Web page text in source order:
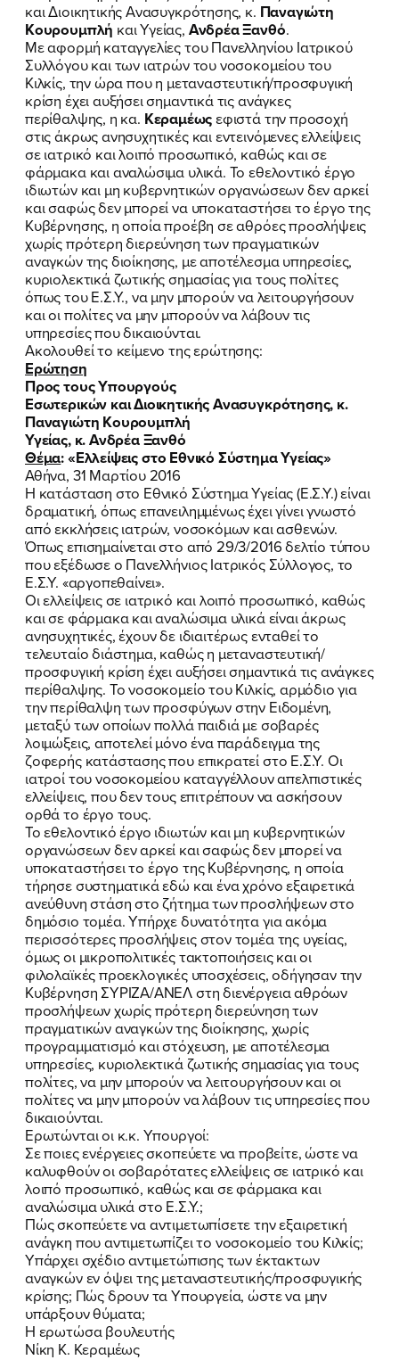
ΠΟΙΑ ΕΙΜΑΙ
ΕΡΓΟ
ΕΚΔΗΛΩΣΕΙΣ
ΝΕΑ
ΕΛΑ ΚΙ ΕΣΥ
FB IN TW YT LN VB TIKTOK
και Διοικητικής Ανασυγκρότησης, κ. Παναγιώτη
Κουρουμπλή και Υγείας, Ανδρέα Ξανθό.
Με αφορμή καταγγελίες του Πανελληνίου Ιατρικού
Συλλόγου και των ιατρών του νοσοκομείου του
Κιλκίς, την ώρα που η μεταναστευτική/προσφυγική
κρίση έχει αυξήσει σημαντικά τις ανάγκες
περίθαλψης, η κα. Κεραμέωςεφιστά την προσοχή
στις άκρως ανησυχητικές και εντεινόμενες ελλείψεις
σε ιατρικό και λοιπό προσωπικό, καθώς και σε
φάρμακα και αναλώσιμα υλικά. Το εθελοντικό έργο
ιδιωτών και μη κυβερνητικών οργανώσεων δεν αρκεί
και σαφώς δεν μπορεί να υποκαταστήσει το έργο της
Κυβέρνησης, η οποία προέβη σε αθρόες προσλήψεις
χωρίς πρότερη διερεύνηση των πραγματικών
αναγκών της διοίκησης, με αποτέλεσμα υπηρεσίες,
κυριολεκτικά ζωτικής σημασίας για τους πολίτες
όπως του Ε.Σ.Υ., να μην μπορούν να λειτουργήσουν
και οι πολίτες να μην μπορούν να λάβουν τις
υπηρεσίες που δικαιούνται.
Ακολουθεί το κείμενο της ερώτησης:
Ερώτηση
Προς τους Υπουργούς
Εσωτερικών και Διοικητικής Ανασυγκρότησης, κ.
Παναγιώτη Κουρουμπλή
Υγείας, κ. Ανδρέα Ξανθό
Θέμα:«Ελλείψεις στο Εθνικό Σύστημα Υγείας»
Αθήνα, 31 Μαρτίου 2016
Η κατάσταση στο Εθνικό Σύστημα Υγείας (Ε.Σ.Υ.) είναι
δραματική, όπως επανειλημμένως έχει γίνει γνωστό
από εκκλήσεις ιατρών, νοσοκόμων και ασθενών.
Όπως επισημαίνεται στο από 29/3/2016 δελτίο τύπου
που εξέδωσε ο Πανελλήνιος Ιατρικός Σύλλογος, το
Ε.Σ.Υ. «αργοπεθαίνει».
Οι ελλείψεις σε ιατρικό και λοιπό προσωπικό, καθώς
και σε φάρμακα και αναλώσιμα υλικά είναι άκρως
ανησυχητικές, έχουν δε ιδιαιτέρως ενταθεί το
τελευταίο διάστημα, καθώς η μεταναστευτική/
προσφυγική κρίση έχει αυξήσει σημαντικά τις ανάγκες
περίθαλψης. Το νοσοκομείο του Κιλκίς, αρμόδιο για
την περίθαλψη των προσφύγων στην Ειδομένη,
μεταξύ των οποίων πολλά παιδιά με σοβαρές
λοιμώξεις, αποτελεί μόνο ένα παράδειγμα της
ζοφερής κατάστασης που επικρατεί στο Ε.Σ.Υ. Οι
ιατροί του νοσοκομείου καταγγέλλουν απελπιστικές
ελλείψεις, που δεν τους επιτρέπουν να ασκήσουν
ορθά το έργο τους.
Το εθελοντικό έργο ιδιωτών και μη κυβερνητικών
οργανώσεων δεν αρκεί και σαφώς δεν μπορεί να
υποκαταστήσει το έργο της Κυβέρνησης, η οποία
τήρησε συστηματικά εδώ και ένα χρόνο εξαιρετικά
ανεύθυνη στάση στο ζήτημα των προσλήψεων στο
δημόσιο τομέα. Υπήρχε δυνατότητα για ακόμα
περισσότερες προσλήψεις στον τομέα της υγείας,
όμως οι μικροπολιτικές τακτοποιήσεις και οι
φιλολαϊκές προεκλογικές υποσχέσεις, οδήγησαν την
Κυβέρνηση ΣΥΡΙΖΑ/ΑΝΕΛ στη διενέργεια αθρόων
προσλήψεων χωρίς πρότερη διερεύνηση των
πραγματικών αναγκών της διοίκησης, χωρίς
προγραμματισμό και στόχευση, με αποτέλεσμα
υπηρεσίες, κυριολεκτικά ζωτικής σημασίας για τους
πολίτες, να μην μπορούν να λειτουργήσουν και οι
πολίτες να μην μπορούν να λάβουν τις υπηρεσίες που
δικαιούνται.
Ερωτώνται οι κ.κ. Υπουργοί:
Σε ποιες ενέργειες σκοπεύετε να προβείτε, ώστε να
καλυφθούν οι σοβαρότατες ελλείψεις σε ιατρικό και
λοιπό προσωπικό, καθώς και σε φάρμακα και
αναλώσιμα υλικά στο Ε.Σ.Υ.;
Πώς σκοπεύετε να αντιμετωπίσετε την εξαιρετική
ανάγκη που αντιμετωπίζει το νοσοκομείο του Κιλκίς;
Υπάρχει σχέδιο αντιμετώπισης των έκτακτων
αναγκών εν όψει της μεταναστευτικής/προσφυγικής
κρίσης; Πώς δρουν τα Υπουργεία, ώστε να μην
υπάρξουν θύματα;
Η ερωτώσα βουλευτής
Νίκη Κ. Κεραμέως